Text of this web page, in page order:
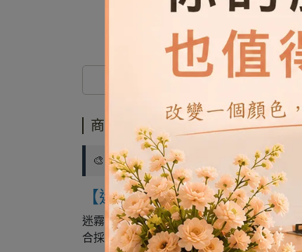
商品介紹
商品介紹
🎨 想要比較其他顏色？ 點此查看【樂客
【迷霧灰｜輕盈透亮的極淺灰
迷霧灰是灰色系列中最輕盈的色調，擺脫
合採光較弱的房間。推薦用於大面積衣櫃